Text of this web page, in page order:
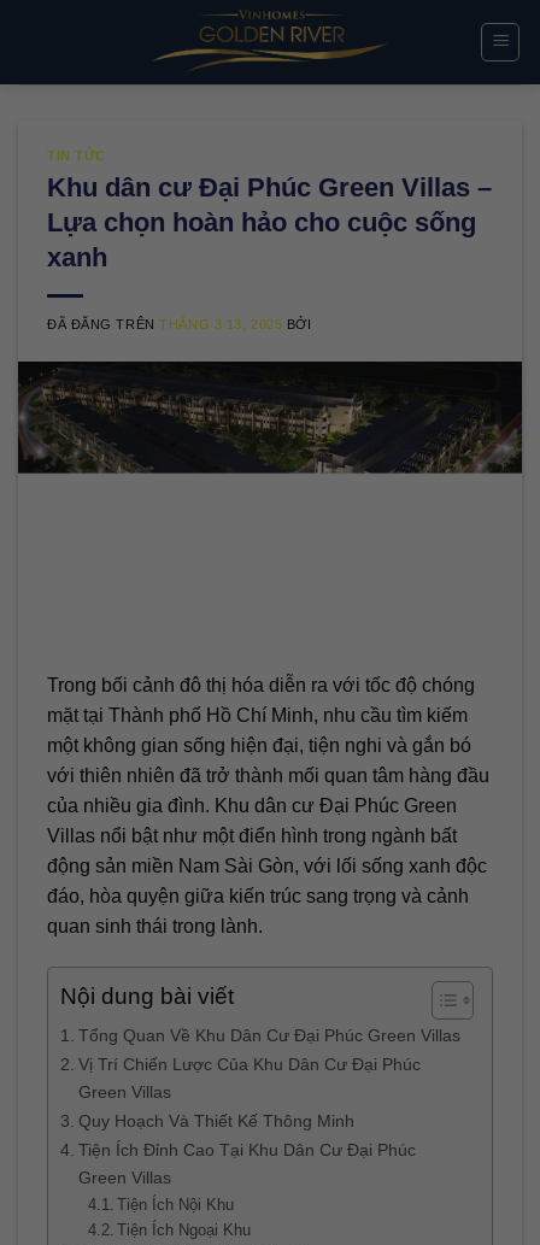
TIN TỨC
Khu dân cư Đại Phúc Green Villas –
Lựa chọn hoàn hảo cho cuộc sống
xanh
ĐÃ ĐĂNG TRÊNTHÁNG 3 13, 2025 BỞI
Trong bối cảnh đô thị hóa diễn ra với tốc độ chóng
mặt tại Thành phố Hồ Chí Minh, nhu cầu tìm kiếm
một không gian sống hiện đại, tiện nghi và gắn bó
với thiên nhiên đã trở thành mối quan tâm hàng đầu
của nhiều gia đình. Khu dân cư Đại Phúc Green
Villas nổi bật như một điển hình trong ngành bất
động sản miền Nam Sài Gòn, với lối sống xanh độc
đáo, hòa quyện giữa kiến trúc sang trọng và cảnh
quan sinh thái trong lành.
Nội dung bài viết
Tổng Quan Về Khu Dân Cư Đại Phúc Green Villas
Vị Trí Chiến Lược Của Khu Dân Cư Đại Phúc
Green Villas
Quy Hoạch Và Thiết Kế Thông Minh
Tiện Ích Đỉnh Cao Tại Khu Dân Cư Đại Phúc
Green Villas
Tiện Ích Nội Khu
Tiện Ích Ngoại Khu